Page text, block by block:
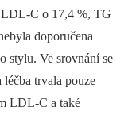
LDL-C o 17,4 %, TG
doporučena
stylu. Ve srovnání se
trvala pouze
LDL-C a také